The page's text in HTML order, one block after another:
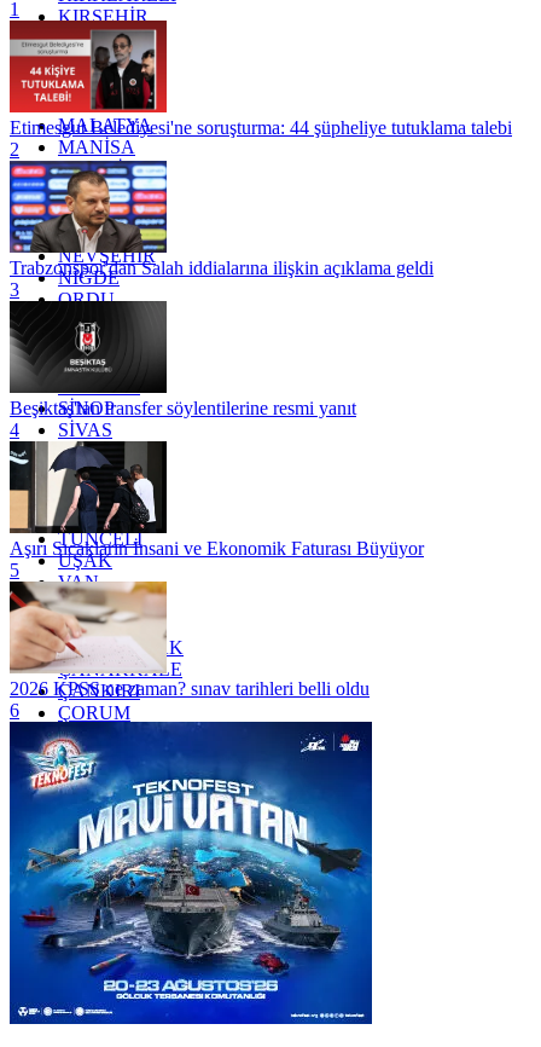
KIRŞEHİR
KOCAELİ
KONYA
KÜTAHYA
KİLİS
MALATYA
MANİSA
MARDİN
MERSİN
MUĞLA
MUŞ
NEVŞEHİR
NİĞDE
ORDU
OSMANİYE
RİZE
SAKARYA
SİNOP
SİVAS
SİİRT
TEKİRDAĞ
TOKAT
TRABZON
TUNCELİ
UŞAK
VAN
YALOVA
YOZGAT
ZONGULDAK
ÇANAKKALE
ÇANKIRI
ÇORUM
İSTANBUL
İZMİR
ŞANLIURFA
ŞIRNAK
1
Etimesgut Belediyesi'ne soruşturma: 44 şüpheliye tutuklama talebi
2
Trabzonspor'dan Salah iddialarına ilişkin açıklama geldi
3
Beşiktaş'tan transfer söylentilerine resmi yanıt
4
Aşırı Sıcakların İnsani ve Ekonomik Faturası Büyüyor
5
2026 KPSS ne zaman? sınav tarihleri belli oldu
6